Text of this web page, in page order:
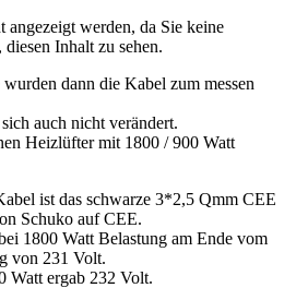
angezeigt werden, da Sie keine
Inhalt zu sehen.
dann die Kabel zum messen
auch nicht verändert.
Heizlüfter mit 1800 / 900 Watt
ist das schwarze 3*2,5 Qmm CEE
Schuko auf CEE.
1800 Watt Belastung am Ende vom
von 231 Volt.
Watt ergab 232 Volt.